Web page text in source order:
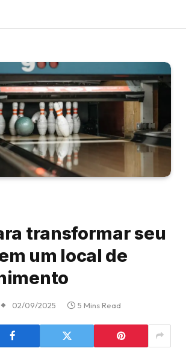
transformar seu
um local de
02/09/2025 5 Mins Read